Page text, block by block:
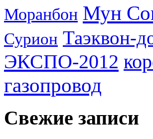
Моранбон Мун
Сурион Таэквон-
ЭКСПО-2012
газопровод
Свежие записи